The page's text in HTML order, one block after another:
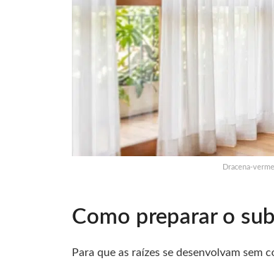
Dracena-
Como preparar o
Para que as raízes se desenvolvam sem